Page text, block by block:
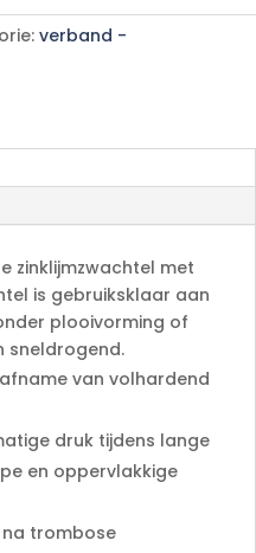
verband -
zinklijmzwachtel met
is gebruiksklaar aan
plooivorming of
sneldrogend.
van volhardend
druk tijdens lange
en oppervlakkige
trombose